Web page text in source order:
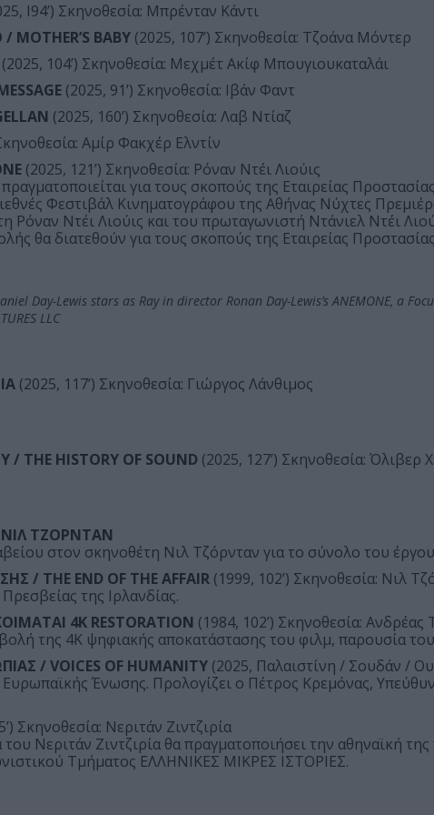
Ι94’) Σκηνοθεσία: Μπρένταν Κάντι
BABY (2025, 107’) Σκηνοθεσία: Τζοάνα Μόντερ
(2025, 104’) Σκηνοθεσία: Μεχμέτ Ακίφ Μπουγιουκαταλάι
(2025, 91’) Σκηνοθεσία: Ιβάν Φαντ
(2025, 160’) Σκηνοθεσία: Λαβ Ντίαζ
Αμίρ Φακχέρ Ελντίν
(2025, 121’) Σκηνοθεσία: Ρόναν Ντέι Λιούις
για τους σκοπούς της Εταιρείας
Φεστιβάλ Κινηματογράφου της Αθήνας Νύχτες
Ρόναν Ντέι Λιούις και του πρωταγωνιστή Ντάνιελ Ντέι
θα διατεθούν για τους σκοπούς της Εταιρείας
Day-Lewis stars as Ray in director Ronan Day-Lewis’s ANEMONE, a
LLC
(2025, 117’) Σκηνοθεσία: Γιώργος Λάνθιμος
THE HISTORY OF SOUND (2025, 127’) Σκηνοθεσία: Όλιβερ
ΝΙΛ ΤΖΟΡΝΤΑΝ
στον σκηνοθέτη Νιλ Τζόρνταν για το σύνολο του
/ THE END OF THE AFFAIR (1999, 102’) Σκηνοθεσία: Νιλ
της Ιρλανδίας.
4Κ RESTORATION (1984, 102’) Σκηνοθεσία: Ανδρέας
της 4Κ ψηφιακής αποκατάστασης του φιλμ, παρουσία
/ VOICES OF HUMANITY (2025, Παλαιστίνη / Σουδάν /
Ένωσης. Προλογίζει ο Πέτρος Κρεμόνας,
Σκηνοθεσία: Νεριτάν Ζιντζιρία
Νεριτάν Ζιντζιρία θα πραγματοποιήσει την αθηναϊκή
Τμήματος ΕΛΛΗΝΙΚΕΣ ΜΙΚΡΕΣ ΙΣΤΟΡΙΕΣ.